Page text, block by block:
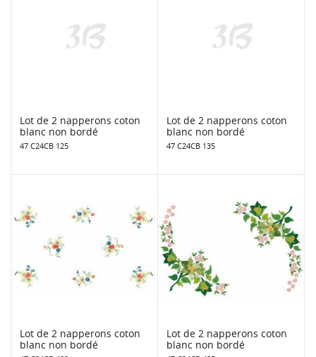
Lot de 2 napperons coton
blanc non bordé
47 C24CB 125
Lot de 2 napperons coton
blanc non bordé
47 C24CB 135
Lot de 2 napperons coton
blanc non bordé
Lot de 2 napperons coton
blanc non bordé